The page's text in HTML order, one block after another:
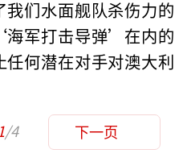
们水面舰队杀伤力的
军打击导弹’在内的
何潜在对手对澳大利
/4 下一页